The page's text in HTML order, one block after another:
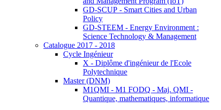
GD-SCUP - Smart Cities and Urban
Policy
GD-STEEM - Energy Environment :
Science Technology & Management
Catalogue 2017 - 2018
Cycle Ingénieur
X - Diplôme d'ingénieur de l'Ecole
Polytechnique
Master (DNM)
M1QMI - M1 FODQ - Maj. QMI -
Quantique, mathematiques, informatique